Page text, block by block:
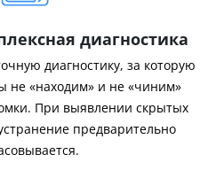
диагностика
диагностику, за которую
не «находим» и не «чиним»
При выявлении скрытых
предварительно